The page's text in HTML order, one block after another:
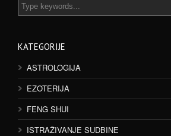
KATEGORIJE
ASTROLOGIJA
EZOTERIJA
FENG SHUI
ISTRAŽIVANJE SUDBINE